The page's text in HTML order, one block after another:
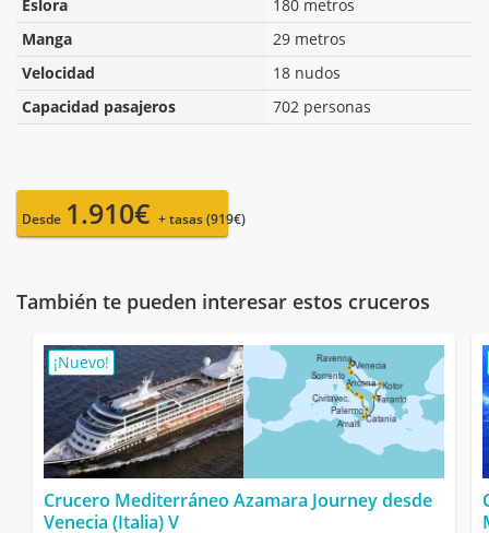
Eslora
180 metros
Manga
29 metros
Velocidad
18 nudos
Capacidad pasajeros
702 personas
Desde 1.910€ + tasas (919€)
También te pueden interesar estos cruceros
¡Nuevo!
Crucero Mediterráneo Azamara Journey desde
Venecia (Italia) V